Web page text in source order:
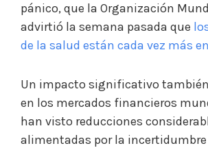
pánico, que la Organización
advirtió la semana pasada que
de la salud están cada vez más
Un impacto significativo
en los mercados financieros
han visto reducciones
alimentadas por la incertidumbre